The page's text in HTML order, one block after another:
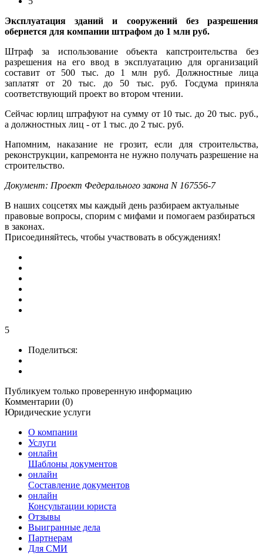
Эксплуатация зданий и сооружений без разрешения
обернется для компании штрафом до 1 млн руб.
Штраф за использование объекта капстроительства без
разрешения на его ввод в эксплуатацию для организаций
составит от 500 тыс. до 1 млн руб. Должностные лица
заплатят от 20 тыс. до 50 тыс. руб. Госдума приняла
соответствующий проект во втором чтении.
Сейчас юрлиц штрафуют на сумму от 10 тыс. до 20 тыс. руб.,
а должностных лиц - от 1 тыс. до 2 тыс. руб.
Напомним, наказание не грозит, если для строительства,
реконструкции, капремонта не нужно получать разрешение на
строительство.
Документ: Проект Федерального закона N 167556-7
В наших соцсетях мы каждый день разбираем актуальные
правовые вопросы, спорим с мифами и помогаем разбираться
в законах.
Присоединяйтесь, чтобы участвовать в обсуждениях!
5
Поделиться:
Публикуем только проверенную информацию
Комментарии (0)
Юридические услуги
О компании
Услуги
онлайн
Шаблоны документов
онлайн
Составление документов
онлайн
Консультации юриста
Отзывы
Выигранные дела
Партнерам
Для СМИ